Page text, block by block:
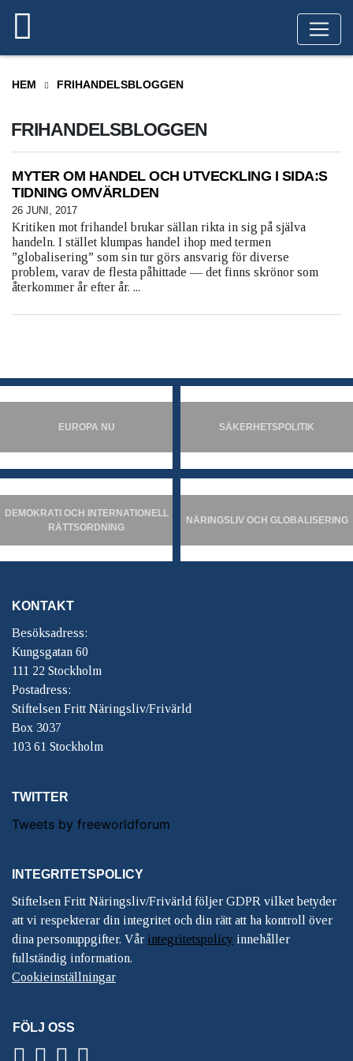
HEM FRIHANDELSBLOGGEN
FRIHANDELSBLOGGEN
MYTER OM HANDEL OCH UTVECKLING I SIDA:S
TIDNING OMVÄRLDEN
26 JUNI, 2017
Kritiken mot frihandel brukar sällan rikta in sig på själva
handeln. I stället klumpas handel ihop med termen
”globalisering” som sin tur görs ansvarig för diverse
problem, varav de flesta påhittade — det finns skrönor som
återkommer år efter år. ...
EUROPA NU SÄKERHETSPOLITIK
DEMOKRATI OCH INTERNATIONELL
RÄTTSORDNING
NÄRINGSLIV OCH GLOBALISERING
KONTAKT
Besöksadress:
Kungsgatan 60
111 22 Stockholm
Postadress:
Stiftelsen Fritt Näringsliv/Frivärld
Box 3037
103 61 Stockholm
TWITTER
Tweets by freeworldforum
INTEGRITETSPOLICY
Stiftelsen Fritt Näringsliv/Frivärld följer GDPR vilket betyder
att vi respekterar din integritet och din rätt att ha kontroll över
dina personuppgifter. Vår integritetspolicy innehåller
fullständig information.
Cookieinställningar
FÖLJ OSS